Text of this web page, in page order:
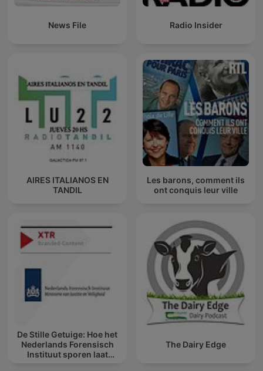
News File Radio Insider
AIRES ITALIANOS EN
TANDIL
Les barons, comment ils
ont conquis leur ville
De Stille Getuige: Hoe het
Nederlands Forensisch
Instituut sporen laat
The Dairy Edge